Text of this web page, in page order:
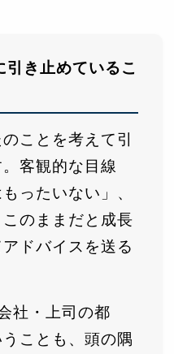
引き止めているこ
ことを考えて引
客観的な目線
ったいない」、
このままだと成長
ドバイスを送る
社・上司の都
ことも、頭の隅